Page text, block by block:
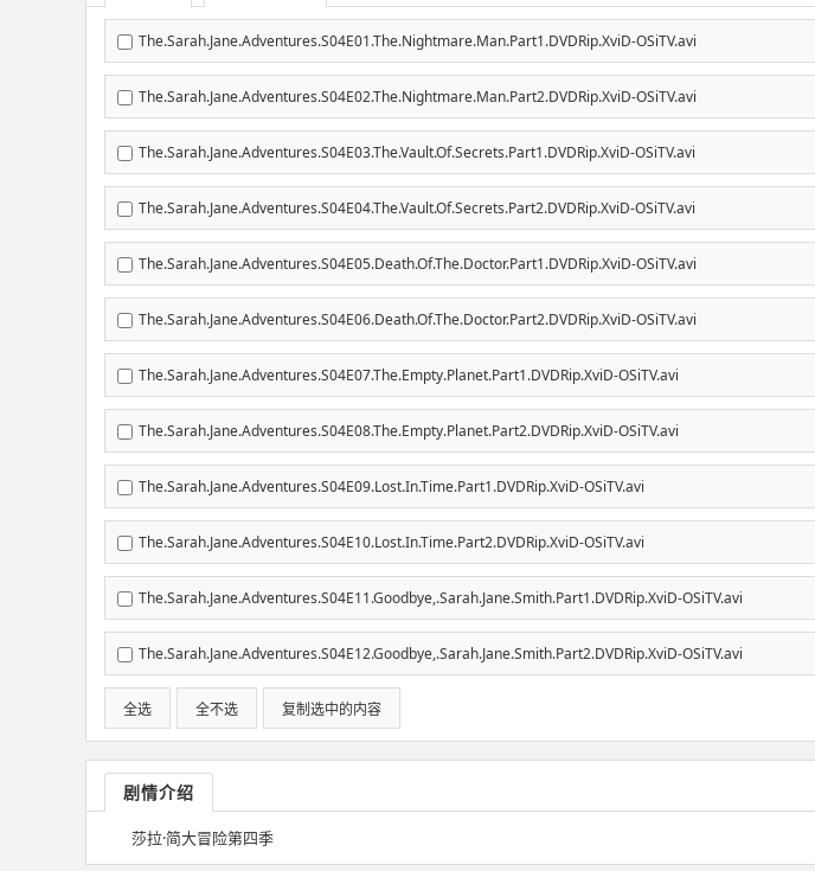
The.Sarah.Jane.Adventures.S04E01.The.Nightmare.Man.Part1.DVDRip.XviD-OSiTV.avi
The.Sarah.Jane.Adventures.S04E02.The.Nightmare.Man.Part2.DVDRip.XviD-OSiTV.avi
The.Sarah.Jane.Adventures.S04E03.The.Vault.Of.Secrets.Part1.DVDRip.XviD-OSiTV.avi
The.Sarah.Jane.Adventures.S04E04.The.Vault.Of.Secrets.Part2.DVDRip.XviD-OSiTV.avi
The.Sarah.Jane.Adventures.S04E05.Death.Of.The.Doctor.Part1.DVDRip.XviD-OSiTV.avi
The.Sarah.Jane.Adventures.S04E06.Death.Of.The.Doctor.Part2.DVDRip.XviD-OSiTV.avi
The.Sarah.Jane.Adventures.S04E07.The.Empty.Planet.Part1.DVDRip.XviD-OSiTV.avi
The.Sarah.Jane.Adventures.S04E08.The.Empty.Planet.Part2.DVDRip.XviD-OSiTV.avi
The.Sarah.Jane.Adventures.S04E09.Lost.In.Time.Part1.DVDRip.XviD-OSiTV.avi
The.Sarah.Jane.Adventures.S04E10.Lost.In.Time.Part2.DVDRip.XviD-OSiTV.avi
The.Sarah.Jane.Adventures.S04E11.Goodbye,.Sarah.Jane.Smith.Part1.DVDRip.XviD-OSiTV.avi
The.Sarah.Jane.Adventures.S04E12.Goodbye,.Sarah.Jane.Smith.Part2.DVDRip.XviD-OSiTV.avi
全选 全不选 复制选中的内容
剧情介绍
莎拉·简大冒险第四季